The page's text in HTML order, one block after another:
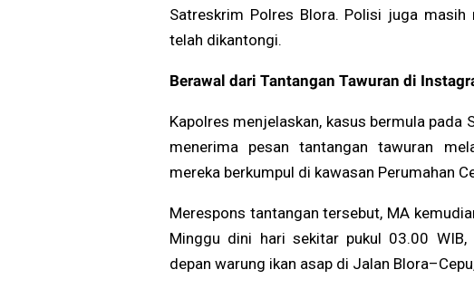
Satreskrim Polres Blora. Polisi juga
telah dikantongi.
Berawal dari Tantangan Tawuran di
Kapolres menjelaskan, kasus bermula
menerima pesan tantangan tawuran
mereka berkumpul di kawasan Perumahan
Merespons tantangan tersebut, MA
Minggu dini hari sekitar pukul 03.00
depan warung ikan asap di Jalan